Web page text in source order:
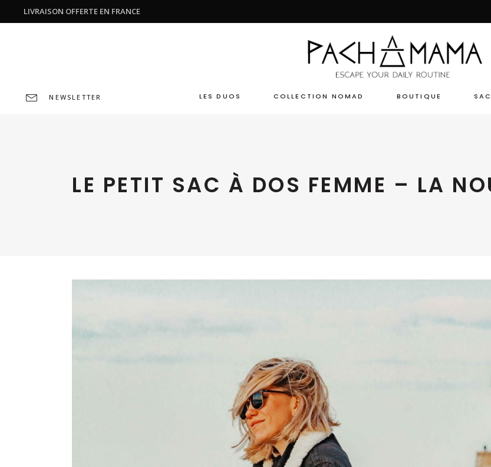
LIVRAISON OFFERTE EN FRANCE
NEWSLETTER LES DUOS COLLECTION NOMAD BOUTIQUE
LE PETIT SAC À DOS FEMME – LA